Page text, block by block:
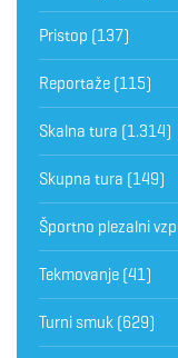
Pristop (137)
Reportaže (115)
Skalna tura (1.314)
Skupna tura (149)
Športno plezalni
Tekmovanje (41)
Turni smuk (629)